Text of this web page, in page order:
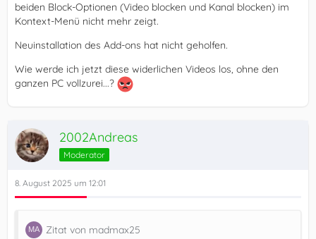
beiden Block-Optionen (Video blocken und Kanal blocken) im
Kontext-Menü nicht mehr zeigt.
Neuinstallation des Add-ons hat nicht geholfen.
Wie werde ich jetzt diese widerlichen Videos los, ohne den
ganzen PC vollzurei...?
2002Andreas
Moderator
8. August 2025 um 12:01
Zitat von madmax25